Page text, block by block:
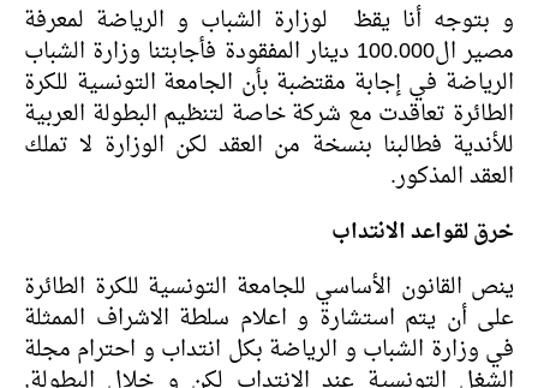
و بتوجه أنا يقظ لوزارة الشباب و الرياضة لمعرفة
مصير ال100.000 دينار المفقودة فأجابتنا وزارة الشباب
الرياضة في إجابة مقتضبة بأن الجامعة التونسية للكرة
الطائرة تعاقدت مع شركة خاصة لتنظيم البطولة العربية
للأندية فطالبنا بنسخة من العقد لكن الوزارة لا تملك
العقد المذكور.
خرق لقواعد الانتداب
ينص القانون الأساسي للجامعة التونسية للكرة الطائرة
على أن يتم استشارة و اعلام سلطة الاشراف الممثلة
في وزارة الشباب و الرياضة بكل انتداب و احترام مجلة